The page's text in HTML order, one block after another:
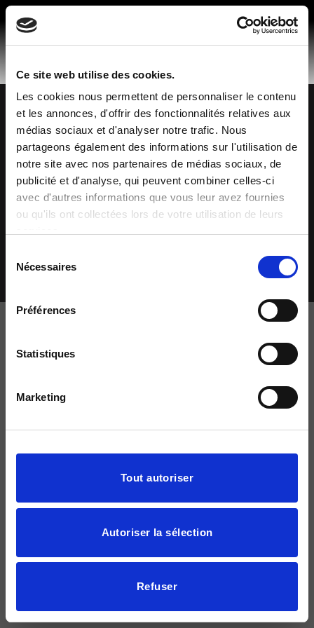
Ce site web utilise des cookies.
Les cookies nous permettent de personnaliser le contenu
et les annonces, d'offrir des fonctionnalités relatives aux
médias sociaux et d'analyser notre trafic. Nous
partageons également des informations sur l'utilisation de
notre site avec nos partenaires de médias sociaux, de
publicité et d'analyse, qui peuvent combiner celles-ci
avec d'autres informations que vous leur avez fournies
ou qu'ils ont collectées lors de votre utilisation de leurs
Nécessaires
Préférences
Statistiques
Marketing
Afficher les détails
Tout autoriser
Autoriser la sélection
Refuser
Skip
content
Made in Spain© 2026 Mobiliario Auxiliar de Diseño, S.L.
Politique de confidentialité
Politique de cookies
Avis légal
Canal de plaintes
Code éthique